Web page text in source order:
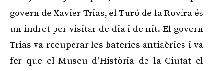
govern de Xavier Trias, el Turó de la Rovira és
un indret per visitar de dia i de nit. El govern
Trias va recuperar les bateries antiaèries i va
fer que el Museu d'Història de la Ciutat el